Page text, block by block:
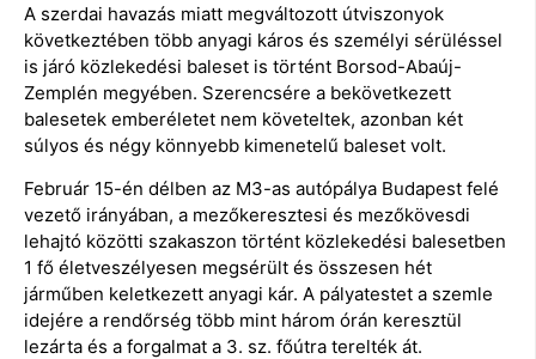
A szerdai havazás miatt megváltozott útviszonyok
következtében több anyagi káros és személyi sérüléssel
is járó közlekedési baleset is történt Borsod-Abaúj-
Zemplén megyében. Szerencsére a bekövetkezett
balesetek emberéletet nem követeltek, azonban két
súlyos és négy könnyebb kimenetelű baleset volt.
Február 15-én délben az M3-as autópálya Budapest felé
vezető irányában, a mezőkeresztesi és mezőkövesdi
lehajtó közötti szakaszon történt közlekedési balesetben
1 fő életveszélyesen megsérült és összesen hét
járműben keletkezett anyagi kár. A pályatestet a szemle
idejére a rendőrség több mint három órán keresztül
lezárta és a forgalmat a 3. sz. főútra terelték át.